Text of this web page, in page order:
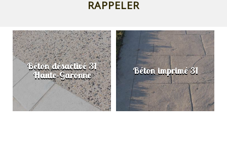
Béton désactivé 31
Haute-Garonne Béton imprimé 31